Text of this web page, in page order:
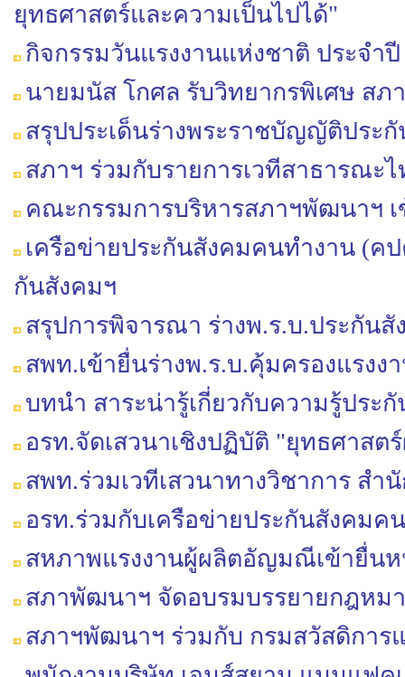
ยุทธศาสตร์และความเป็นไปได้"
กิจกรรมวันแรงงานแห่งชาติ ประจำปี
นายมนัส โกศล รับวิทยากรพิเศษ สภ
สรุปประเด็นร่างพระราชบัญญัติประกั
สภาฯ ร่วมกับรายการเวทีสาธารณะ
คณะกรรมการบริหารสภาฯพัฒนาฯ
เครือข่ายประกันสังคมคนทำงาน (ค
กันสังคมฯ
สรุปการพิจารณา ร่างพ.ร.บ.ประกันสั
สพท.เข้ายื่นร่างพ.ร.บ.คุ้มครองแรง
บทนำ สาระน่ารู้เกี่ยวกับความรู้ประ
อรท.จัดเสวนาเชิงปฏิบัติ "ยุทธศาสต
สพท.ร่วมเวทีเสวนาทางวิชาการ ส
อรท.ร่วมกับเครือข่ายประกันสังคมค
สหภาพแรงงานผู้ผลิตอัญมณีเข้ายื่นห
สภาพัฒนาฯ จัดอบรมบรรยายกฎหม
สภาฯพัฒนาฯ ร่วมกับ กรมสวัสดิการ